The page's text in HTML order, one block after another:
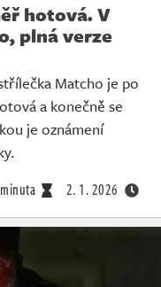
hotová. V
plná verze
Matcho je po
a konečně se
je oznámení
2. 1. 2026